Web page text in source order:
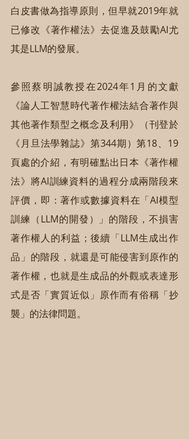
白皮書做為指導原則，但早就2019年就
已修改《著作權法》去促進及鼓勵AI尤
其是LLM的發展。
參照蔡明誠教授在2024年1月的文獻
《論人工智慧時代著作權法結合著作與
其他著作類型之概念及利用》（刊登於
《月旦法學雜誌》第344期）第18、19
頁處的介紹，有明確點出日本《著作權
法》將AI訓練資料的過程分成兩階段來
評價，即：著作或數據資料在「AI模型
訓練（LLM的開發）」的階段，不損害
著作權人的利益；後續「LLM生成出作
品」的階段，就還是可能侵害到原作的
著作權，也就是生成品的外觀或表達形
式是否「實質近似」原作而有俗稱「抄
襲」的法律問題。